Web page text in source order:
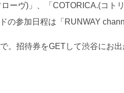
ーヴ)」、「COTORICA.(コト
の参加日程は「RUNWAY
。招待券をGETして渋谷にお